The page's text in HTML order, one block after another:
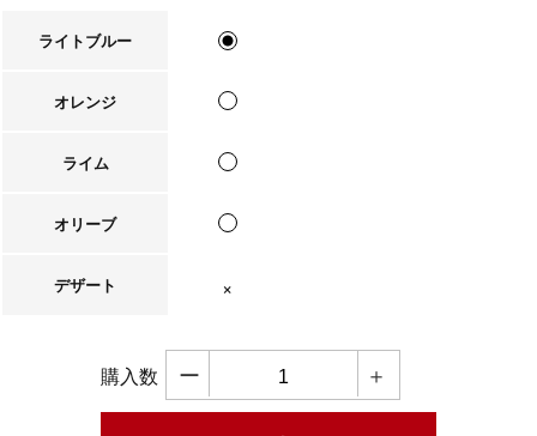
ライトブルー
オレンジ
ライム
オリーブ
デザート
購入数 ー ＋